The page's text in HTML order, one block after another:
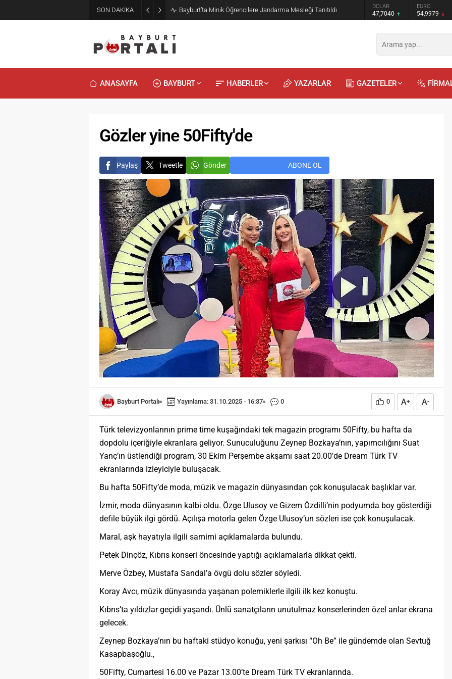
SON DAKİKA Bayburt’ta Minik Öğrencilere Jandarma Mesleği TanıtıldıGRAM ALTIN
6.587,65
DOLAR
47,7040
EURO
54,9979
ANASAYFA BAYBURT HABERLER YAZARLAR GAZETELER
Gözler yine 50Fifty'de
Paylaş Tweetle Gönder ABONE OL
Bayburt Portalı Yayınlama: 31.10.2025 - 16:37 0 0 A+ A-
Türk televizyonlarının prime time kuşağındaki tek magazin programı 50Fifty, bu hafta da
dopdolu içeriğiyle ekranlara geliyor. Sunuculuğunu Zeynep Bozkaya’nın, yapımcılığını Suat
Yanç’ın üstlendiği program, 30 Ekim Perşembe akşamı saat 20.00’de Dream Türk TV
ekranlarında izleyiciyle buluşacak.
Bu hafta 50Fifty’de moda, müzik ve magazin dünyasından çok konuşulacak başlıklar var.
İzmir, moda dünyasının kalbi oldu. Özge Ulusoy ve Gizem Özdilli’nin podyumda boy gösterdiği
defile büyük ilgi gördü. Açılışa motorla gelen Özge Ulusoy’un sözleri ise çok konuşulacak.
Maral, aşk hayatıyla ilgili samimi açıklamalarda bulundu.
Petek Dinçöz, Kıbrıs konseri öncesinde yaptığı açıklamalarla dikkat çekti.
Merve Özbey, Mustafa Sandal’a övgü dolu sözler söyledi.
Koray Avcı, müzik dünyasında yaşanan polemiklerle ilgili ilk kez konuştu.
Kıbrıs’ta yıldızlar geçidi yaşandı. Ünlü sanatçıların unutulmaz konserlerinden özel anlar ekrana
gelecek.
Zeynep Bozkaya’nın bu haftaki stüdyo konuğu, yeni şarkısı “Oh Be” ile gündemde olan Sevtuğ
Kasapbaşoğlu.,
50Fifty, Cumartesi 16.00 ve Pazar 13.00’te Dream Türk TV ekranlarında.
RecepKayalı
29.04.2026 - 12:23
Duyularla mı, Duygularla mı
Öğreniriz?
Öğrenme, istisnasız tüm
toplumların gelişiminde ve
değişiminde geniş yer etmiş
hayati öneme sahip bir olgu
olarak tarih boyunca konu olmuş
temel bir insan işlevidir.
Öğrenme eğitim bilimcilerce
kişinin çevresi ile etkileşimi
sonucunda meydana gelen kalıcı
izli bilişsel, duyuşsal ve
davranışsal...